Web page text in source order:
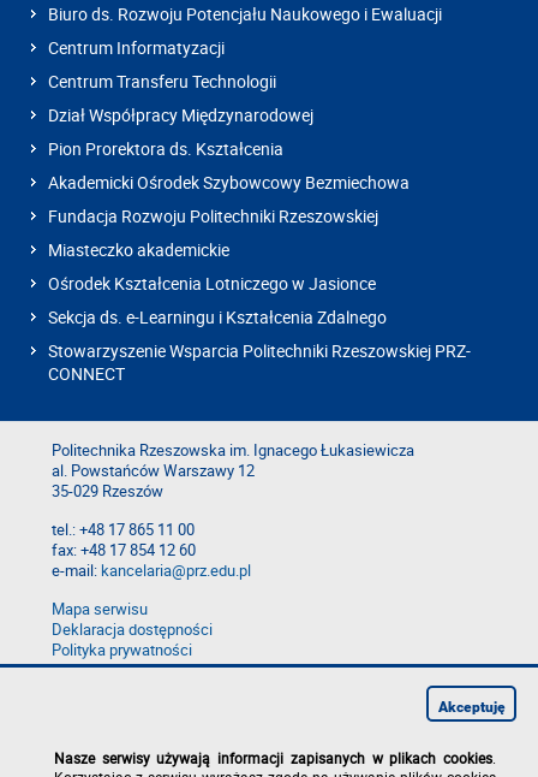
Biuro ds. Rozwoju Potencjału Naukowego i Ewaluacji
Centrum Informatyzacji
Centrum Transferu Technologii
Dział Współpracy Międzynarodowej
Pion Prorektora ds. Kształcenia
Akademicki Ośrodek Szybowcowy Bezmiechowa
Fundacja Rozwoju Politechniki Rzeszowskiej
Miasteczko akademickie
Ośrodek Kształcenia Lotniczego w Jasionce
Sekcja ds. e-Learningu i Kształcenia Zdalnego
Stowarzyszenie Wsparcia Politechniki Rzeszowskiej PRZ-
CONNECT
Politechnika Rzeszowska im. Ignacego Łukasiewicza
al. Powstańców Warszawy 12
35-029 Rzeszów
tel.: +48 17 865 11 00
fax: +48 17 854 12 60
e-mail:kancelaria@prz.edu.pl
Mapa serwisu
Deklaracja dostępności
Polityka prywatności
Zgłoś błąd na stronie
Nasze serwisy używają informacji zapisanych w plikach cookies
Akceptuję